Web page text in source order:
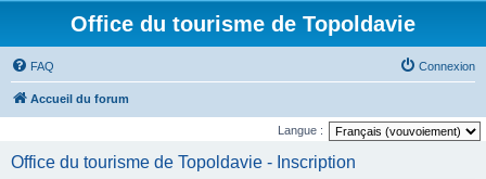
Office du tourisme de Topoldavie
FAQ Connexion
Accueil du forum
Langue :
Office du tourisme de Topoldavie - Inscription